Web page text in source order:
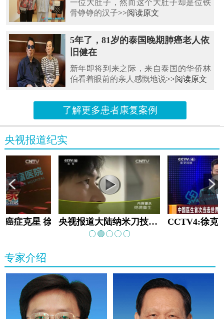
一位大肚子，然而这个大肚子却是位铁
骨铮铮的汉子>>阅读原文
5年了，81岁的泰国晚期肺癌老人依
旧健在
新年即将到来之际，来自泰国的华侨林
伯看着眼前的亲人感慨地说>>阅读原文
了解更多患者康复案例
央视报道纪实
癌症克星 徐克成 央视报道大陆纳米刀技术手术：绝境重生
专家介绍